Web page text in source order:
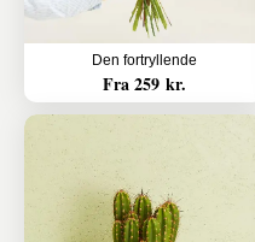
Den fortryllende
Fra 259 kr.